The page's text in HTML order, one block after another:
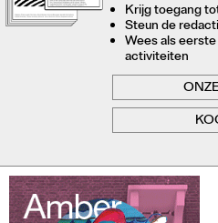
Krijg toegang
Steun de
Wees als
activiteiten